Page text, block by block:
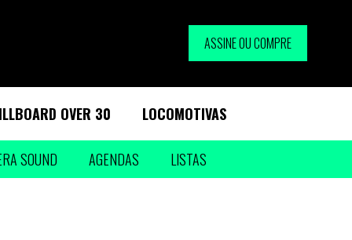
ASSINE OU COMPRE
OVER 30 LOCOMOTIVAS
SOUND AGENDAS LISTAS